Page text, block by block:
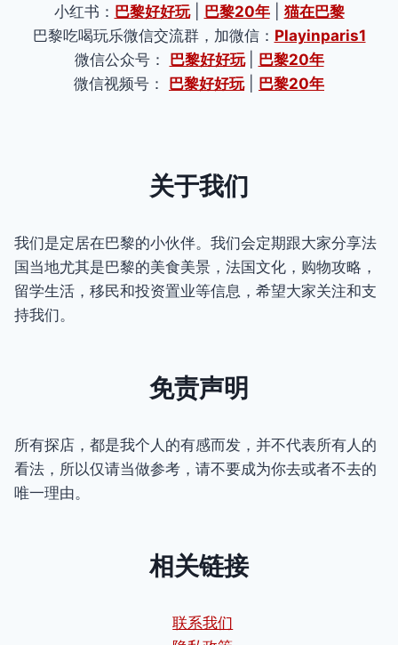
小红书： 巴黎好好玩| 巴黎20年| 猫在巴黎
巴黎吃喝玩乐微信交流群，加微信： Playinparis1
微信公众号： 巴黎好好玩
巴黎20年
微信视频号： 巴黎好好玩| 巴黎20年
关于我们
我们是定居在巴黎的小伙伴。我们会定期跟大家分享法
国当地尤其是巴黎的美食美景，法国文化，购物攻略，
留学生活，移民和投资置业等信息，希望大家关注和支
持我们。
免责声明
所有探店，都是我个人的有感而发，并不代表所有人的
看法，所以仅请当做参考，请不要成为你去或者不去的
唯一理由。
相关链接
联系我们